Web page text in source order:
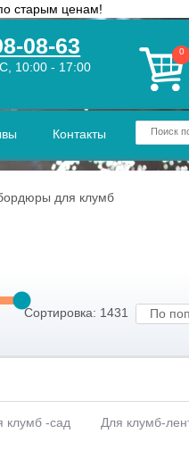
старым ценам!
08-63
10:00 - 17:00
0
Контакты
для клумб
Сортировка: 1431
По
клумб -сад Для клумб-